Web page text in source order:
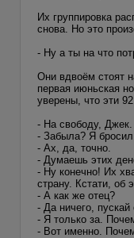
Их группировка
снова. Но это
- Ну а ты на что
Они вдвоём стоят
первая июньская
уверены, что эти
- На свободу, Джек.
- Забыла? Я бросил.
- Ах, да, точно.
- Думаешь этих
- Ну конечно! Их
страну. Кстати, об
- А как же отец?
- Да ничего,
- Я только за.
- Вот именно.